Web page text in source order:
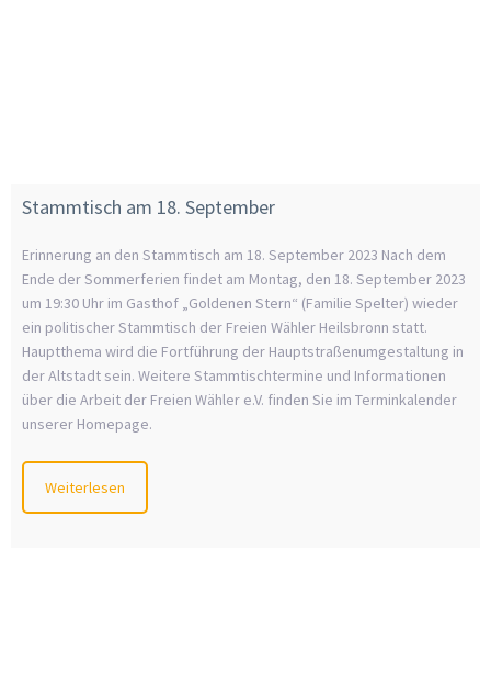
Stammtisch am 18. September
Erinnerung an den Stammtisch am 18. September 2023 Nach dem
Ende der Sommerferien findet am Montag, den 18. September 2023
um 19:30 Uhr im Gasthof „Goldenen Stern“ (Familie Spelter) wieder
ein politischer Stammtisch der Freien Wähler Heilsbronn statt.
Hauptthema wird die Fortführung der Hauptstraßenumgestaltung in
der Altstadt sein. Weitere Stammtischtermine und Informationen
über die Arbeit der Freien Wähler e.V. finden Sie im Terminkalender
unserer Homepage.
Weiterlesen